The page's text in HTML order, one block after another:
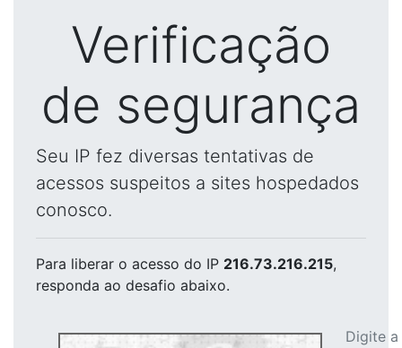
Verificação
de segurança
Seu IP fez diversas tentativas de
acessos suspeitos a sites hospedados
conosco.
Para liberar o acesso do IP 216.73.216.215,
responda ao desafio abaixo.
Digite